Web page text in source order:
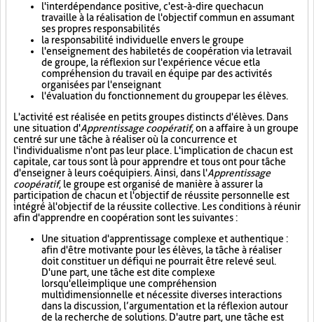
l'interdépendance positive, c'est-à-dire que chacun
travaille à la réalisation de l'objectif commun en assumant
ses propres responsabilités
la responsabilité individuelle envers le groupe
l'enseignement des habiletés de coopération via le travail
de groupe, la réflexion sur l'expérience vécue et la
compréhension du travail en équipe par des activités
organisées par l'enseignant
l'évaluation du fonctionnement du groupe par les élèves.
L'activité est réalisée en petits groupes distincts d'élèves. Dans
une situation d'Apprentissage coopératif, on a affaire à un groupe
centré sur une tâche à réaliser où la concurrence et
l'individualisme n'ont pas leur place. L'implication de chacun est
capitale, car tous sont là pour apprendre et tous ont pour tâche
d'enseigner à leurs coéquipiers. Ainsi, dans l'Apprentissage
coopératif, le groupe est organisé de manière à assurer la
participation de chacun et l'objectif de réussite personnelle est
intégré à l'objectif de la réussite collective. Les conditions à réunir
afin d'apprendre en coopération sont les suivantes :
Une situation d'apprentissage complexe et authentique :
afin d'être motivante pour les élèves, la tâche à réaliser
doit constituer un défi qui ne pourrait être relevé seul.
D'une part, une tâche est dite complexe
lorsqu'elle implique une compréhension
multidimensionnelle et nécessite diverses interactions
dans la discussion, l’argumentation et la réflexion autour
de la recherche de solutions. D'autre part, une tâche est